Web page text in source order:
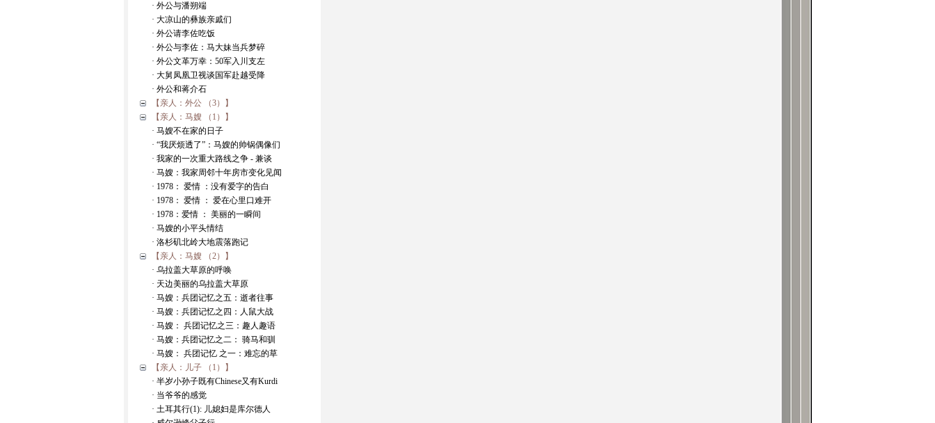
· 外公与潘朔端
· 大凉山的彝族亲戚们
· 外公请李佐吃饭
· 外公与李佐：马大妹当兵梦碎
· 外公文革万幸：50军入川支左
· 大舅凤凰卫视谈国军赴越受降
· 外公和蒋介石
【亲人：外公 （3）】
【亲人：马嫂 （1）】
· 马嫂不在家的日子
· “我厌烦透了”：马嫂的帅锅偶像们
· 我家的一次重大路线之争 - 兼谈
· 马嫂：我家周邻十年房市变化见闻
· 1978： 爱情 ：没有爱字的告白
· 1978： 爱情 ： 爱在心里口难开
· 1978：爱情 ： 美丽的一瞬间
· 马嫂的小平头情结
· 洛杉矶北岭大地震落跑记
【亲人：马嫂 （2）】
· 乌拉盖大草原的呼唤
· 天边美丽的乌拉盖大草原
· 马嫂：兵团记忆之五：逝者往事
· 马嫂：兵团记忆之四：人鼠大战
· 马嫂： 兵团记忆之三：趣人趣语
· 马嫂：兵团记忆之二： 骑马和驯
· 马嫂： 兵团记忆 之一：难忘的草
【亲人：儿子 （1）】
· 半岁小孙子既有Chinese又有Kurdi
· 当爷爷的感觉
· 土耳其行(1): 儿媳妇是库尔德人